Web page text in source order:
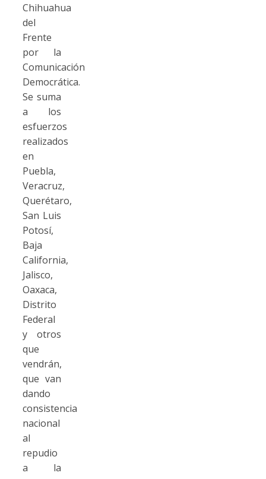
Chihuahua
del
Frente
por la
Comunicación
Democrática.
Se suma
a los
esfuerzos
realizados
en
Puebla,
Veracruz,
Querétaro,
San Luis
Potosí,
Baja
California,
Jalisco,
Oaxaca,
Distrito
Federal
y otros
que
vendrán,
que van
dando
consistencia
nacional
al
repudio
a la